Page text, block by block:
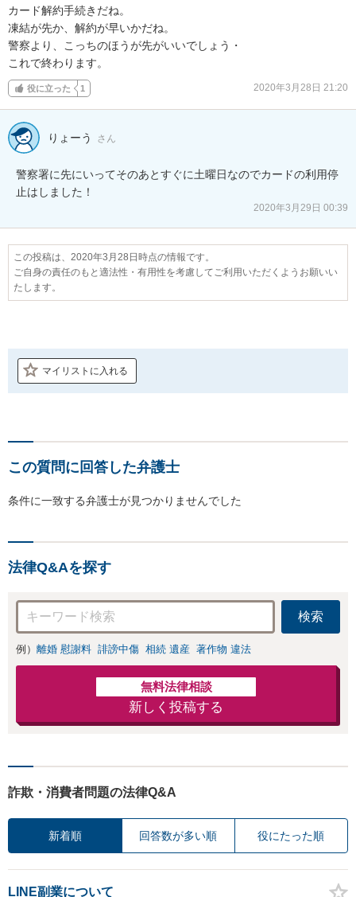
カード解約手続きだね。
凍結が先か、解約が早いかだね。
警察より、こっちのほうが先がいいでしょう・
これで終わります。
役に立った 1 2020年3月28日 21:20
りょーう さん
警察署に先にいってそのあとすぐに土曜日なのでカードの利用停
止はしました！
2020年3月29日 00:39
この投稿は、2020年3月28日時点の情報です。
ご自身の責任のもと適法性・有用性を考慮してご利用いただくようお願いい
たします。
マイリストに入れる
この質問に回答した弁護士
条件に一致する弁護士が見つかりませんでした
法律Q&Aを探す
検索
例） 離婚 慰謝料 誹謗中傷 相続 遺産 著作物 違法
無料法律相談
新しく投稿する
詐欺・消費者問題の法律Q&A
新着順 回答数が多い順 役にたった順
LINE副業について